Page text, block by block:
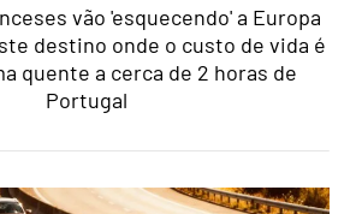
vão 'esquecendo' a Europa
destino onde o custo de vida é
quente a cerca de 2 horas de
Portugal